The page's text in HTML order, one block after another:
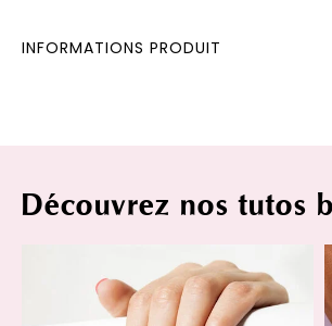
INFORMATIONS PRODUIT
Découvrez nos tutos